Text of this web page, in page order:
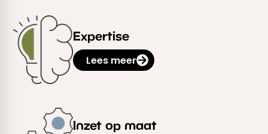
Expertise
Lees meer
Inzet op maat